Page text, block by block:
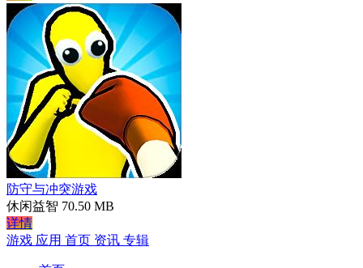
防守与冲突游戏
休闲益智 70.50 MB
详情
游戏 应用 首页 资讯 专辑